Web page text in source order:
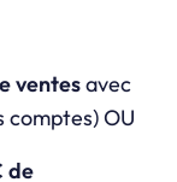
ventesavec
comptes) OU
de